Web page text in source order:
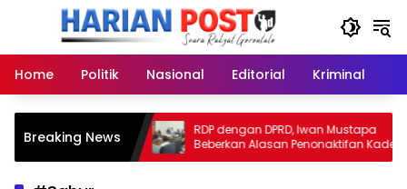
Home
Politik Nasional Editorial Kriminal
Breaking News
di PN
PETI Tidak Sah!
RDP dengan DPRD, Iwan Mustapa
Beberkan Alasan Penonaktifan Kades
Toto Utara